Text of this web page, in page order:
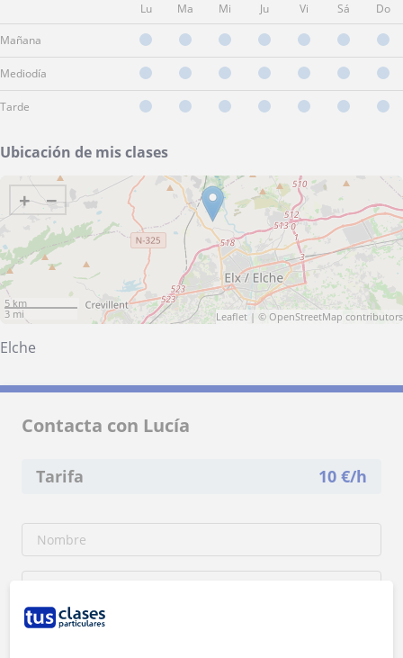
Lu Ma Mi Ju Vi Sá Do
Mañana
Mediodía
Tarde
Ubicación de mis clases
+ −
5 km
3 mi
Leaflet | © OpenStreetMap contributors
Elche
Contacta con Lucía
Tarifa 10 €/h